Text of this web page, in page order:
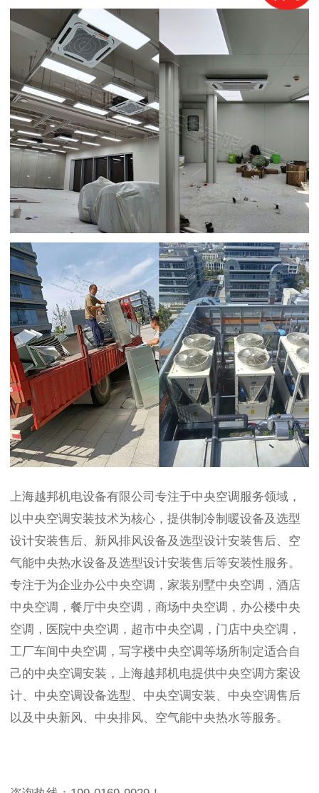
上海越邦机电设备有限公司专注于中央空调服务领域，
以中央空调安装技术为核心，提供制冷制暖设备及选型
设计安装售后、新风排风设备及选型设计安装售后、空
气能中央热水设备及选型设计安装售后等安装性服务。
专注于为企业办公中央空调，家装别墅中央空调，酒店
中央空调，餐厅中央空调，商场中央空调，办公楼中央
空调，医院中央空调，超市中央空调，门店中央空调，
工厂车间中央空调，写字楼中央空调等场所制定适合自
己的中央空调安装，上海越邦机电提供中央空调方案设
计、中央空调设备选型、中央空调安装、中央空调售后
以及中央新风、中央排风、空气能中央热水等服务。